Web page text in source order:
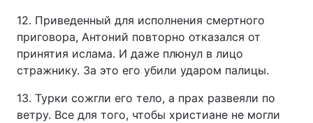
12. Приведенный для исполнения смертного
приговора, Антоний повторно отказался от
принятия ислама. И даже плюнул в лицо
стражнику. За это его убили ударом палицы.
13. Турки сожгли его тело, а прах развеяли по
ветру. Все для того, чтобы христиане не могли